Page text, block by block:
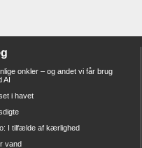
onkler – og andet vi får brug
AI
i havet
I tilfælde af kærlighed
vand